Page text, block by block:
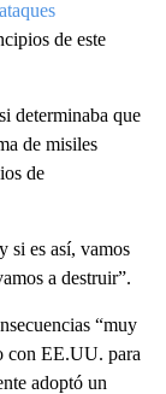
ataques
de este
determinaba que
de misiles
de
si es así, vamos
a destruir”.
“muy
con EE.UU. para
adoptó un